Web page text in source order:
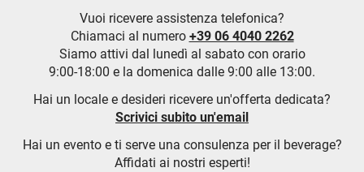
Vuoi ricevere assistenza telefonica?
Chiamaci al numero +39 06 4040 2262
Siamo attivi dal lunedì al sabato con orario
9:00-18:00 e la domenica dalle 9:00 alle 13:00.
Hai un locale e desideri ricevere un'offerta dedicata?
Scrivici subito un'email
Hai un evento e ti serve una consulenza per il beverage?
Affidati ai nostri esperti!